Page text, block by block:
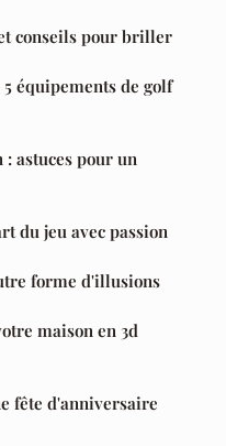
conseils pour briller
équipements de golf
astuces pour un
du jeu avec passion
forme d'illusions
maison en 3d
fête d'anniversaire